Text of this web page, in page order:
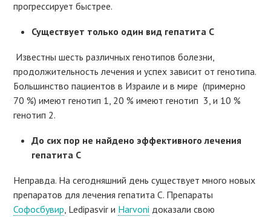
прогрессирует быстрее.
Существует только один вид гепатита С
Известны шесть различных генотипов болезни,
продолжительность лечения и успех зависит от генотипа.
Большинство пациентов в Израиле и в мире (примерно
70 %) имеют генотип 1, 20 % имеют генотип 3, и 10 %
генотип 2.
До сих пор не найдено эффективного лечения
гепатита С
Неправда. На сегодняшний день существует много новых
препаратов для лечения гепатита С. Препараты
Софосбувир, Ledipasvir и Harvoni доказали свою